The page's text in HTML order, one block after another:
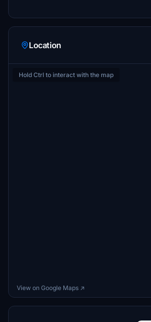
Location
Hold Ctrl to interact with the map
View on Google Maps ↗